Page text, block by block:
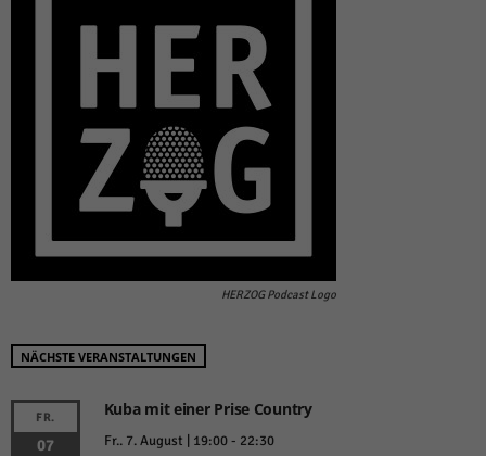
HERZOG Podcast Logo
NÄCHSTE VERANSTALTUNGEN
FR.
07
Kuba mit einer Prise Country
Fr.. 7. August | 19:00- 22:30